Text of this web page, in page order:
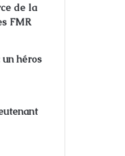
de la
FMR
un héros